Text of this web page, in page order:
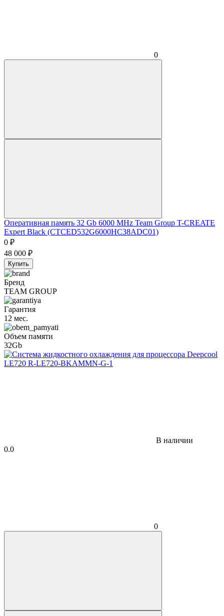
0
Оперативная память 32 Gb 6000 MHz Team Group T-CREATE
Expert Black (CTCED532G6000HC38ADC01)
0 ₽
48 000 ₽
Купить
Бренд
TEAM GROUP
Гарантия
12 мес.
Объем памяти
32Gb
В наличии
0.0
0